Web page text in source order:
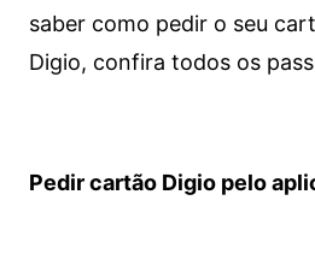
saber como pedir o seu
Digio, confira todos os
Pedir cartão Digio pelo